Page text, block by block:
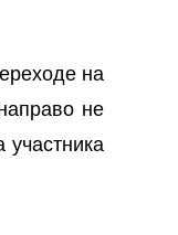
на
не